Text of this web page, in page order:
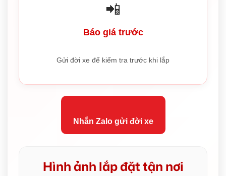
📲
Báo giá trước
Gửi đời xe để kiểm tra trước khi lắp
Nhắn Zalo gửi đời xe
Hình ảnh lắp đặt tận nơi